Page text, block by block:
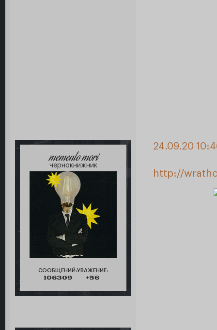
memento mori
чернокнижник
СООБЩЕНИЙ:
106309
УВАЖЕНИЕ:
+56
24.09.20
http://